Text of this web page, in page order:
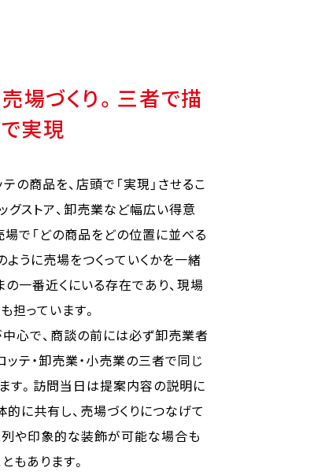
づくり。三者で描
実現
の商品を、店頭で「実現」させるこ
グストア、卸売業など幅広い得意
で「どの商品をどの位置に並べる
ように売場をつくっていくかを一緒
一番近くにいる存在であり、現場
っています。
心で、商談の前には必ず卸売業者
テ・卸売業・小売業の三者で同じ
す。訪問当日は提案内容の説明に
に共有し、売場づくりにつなげて
列や印象的な装飾が可能な場合も
もあります。